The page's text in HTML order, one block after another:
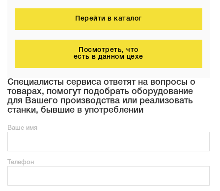
Перейти в каталог
Посмотреть, что
есть в данном цехе
Специалисты сервиса ответят на вопросы о
товарах, помогут подобрать оборудование
для Вашего производства или реализовать
станки, бывшие в употреблении
Ваше имя
Телефон